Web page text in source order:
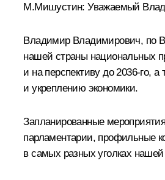
М.Мишустин: Уважаемый
Владимир Владимирович, по
нашей страны национальных
и на перспективу до 2036-го,
и укреплению экономики.
Запланированные
парламентарии, профильные
в самых разных уголках